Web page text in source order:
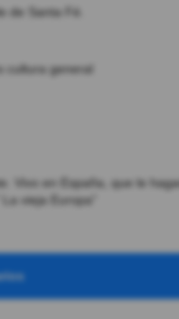
de Santa Fé.
cultura general
Vivo en España, que le
vieja Europa"